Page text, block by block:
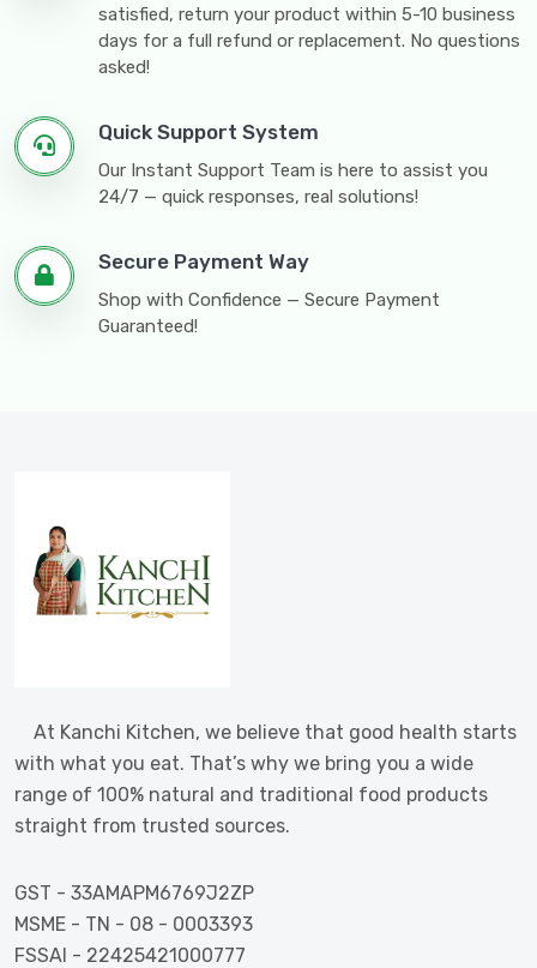
satisfied, return your product within 5-10 business
days for a full refund or replacement. No questions
asked!
Quick Support System
Our Instant Support Team is here to assist you
24/7 — quick responses, real solutions!
Secure Payment Way
Shop with Confidence — Secure Payment
Guaranteed!
At Kanchi Kitchen, we believe that good health starts
with what you eat. That’s why we bring you a wide
range of 100% natural and traditional food products
straight from trusted sources.
GST - 33AMAPM6769J2ZP
MSME - TN - 08 - 0003393
FSSAI - 22425421000777